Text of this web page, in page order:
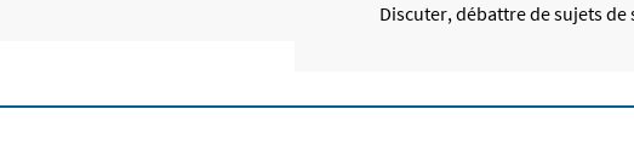
Discuter, débattre de sujets